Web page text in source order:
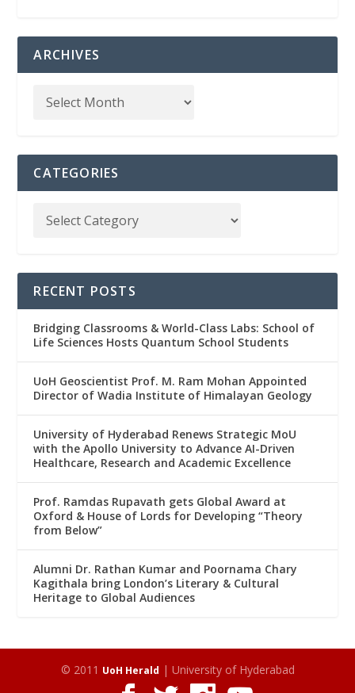
ARCHIVES
CATEGORIES
RECENT POSTS
Bridging Classrooms & World-Class Labs: School of
Life Sciences Hosts Quantum School Students
UoH Geoscientist Prof. M. Ram Mohan Appointed
Director of Wadia Institute of Himalayan Geology
University of Hyderabad Renews Strategic MoU
with the Apollo University to Advance AI-Driven
Healthcare, Research and Academic Excellence
Prof. Ramdas Rupavath gets Global Award at
Oxford & House of Lords for Developing “Theory
from Below”
Alumni Dr. Rathan Kumar and Poornama Chary
Kagithala bring London’s Literary & Cultural
Heritage to Global Audiences
© 2011 UoH Herald | University of Hyderabad